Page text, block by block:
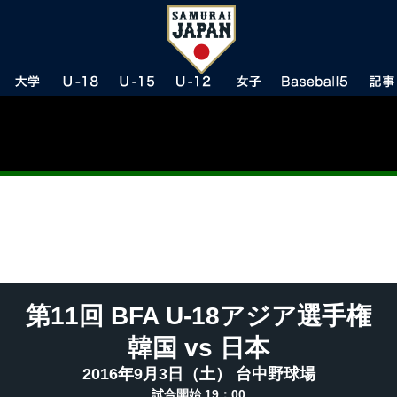
第11回 BFA U-18アジア選手権
韓国 vs 日本
2016年9月3日（土） 台中野球場